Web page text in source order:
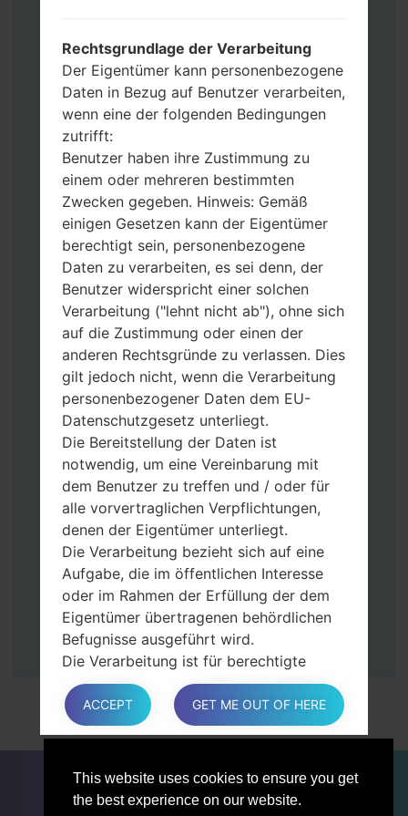
This website uses cookies to ensure you get
the best experience on our website.
Werkseinstellungen zurücksetzen
möchten, wählen Sie CSC_***, in einem
anderen Fall wählen Sie HOME_CSC_***
um Ihre Daten zu speichern.
Jetzt schalten Sie das Gerät aus und
aktivieren Sie Download-Modus. Alle
Methoden, wie es geht:
Halten Sie die Power-, Lautstärke- und
Bixbi- Tasten gedrückt.
Halten Sie Lauter- und Leiser-Tasten
gedrückt. Schließen Sie das Telefon mit
einem USB-Kabel an den PC an.
Halten Sie die Power-, Lauter- und
Home-Tasten gedrückt.
Schließen Sie das USB-Kabel an und
halten Sie die Leiser- und Bixbi-Tasten
gedrückt.
Halten Sie die Power- und Lauter-
Tasten gedrückt.
Dann schließen Sie das Telefon an den PC
an, das Programm Odin erkennt Ihr Gerät
und „COM port number“ wird auf dem
Bildschirm angezeigt.
Geben Sie nur die „F. Reset”-Zeit und
„Auto-Rebot“ an.
Zum Schluss klicken Sie „Start“-Taste auf.
Ihr Gerät wird neu gestartet und von PC
getrennt.
Rechtsgrundlage der Verarbeitung
Der Eigentümer kann personenbezogene
Daten in Bezug auf Benutzer verarbeiten,
wenn eine der folgenden Bedingungen
zutrifft:
Benutzer haben ihre Zustimmung zu
einem oder mehreren bestimmten
Zwecken gegeben. Hinweis: Gemäß
einigen Gesetzen kann der Eigentümer
berechtigt sein, personenbezogene
Daten zu verarbeiten, es sei denn, der
Benutzer widerspricht einer solchen
Verarbeitung ("lehnt nicht ab"), ohne sich
auf die Zustimmung oder einen der
anderen Rechtsgründe zu verlassen. Dies
gilt jedoch nicht, wenn die Verarbeitung
personenbezogener Daten dem EU-
Datenschutzgesetz unterliegt.
Die Bereitstellung der Daten ist
notwendig, um eine Vereinbarung mit
dem Benutzer zu treffen und / oder für
alle vorvertraglichen Verpflichtungen,
denen der Eigentümer unterliegt.
Die Verarbeitung bezieht sich auf eine
Aufgabe, die im öffentlichen Interesse
oder im Rahmen der Erfüllung der dem
Eigentümer übertragenen behördlichen
Befugnisse ausgeführt wird.
Die Verarbeitung ist für berechtigte
Interessen des Eigentümers oder eines
Dritten erforderlich.
In jedem Fall hilft der Eigentümer gerne
Verarbeitung geltenden rechtlichen
Rahmens und insbesondere, ob die
ACCEPT GET ME OUT OF HERE